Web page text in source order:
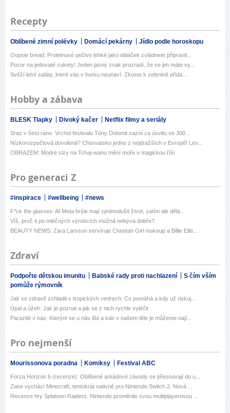
Recepty
Oblíbené zimní polévky Domácí pekárny Jídlo podle horoskopu
Oopsie bread: Proteinové pečivo lehké jako obláček zvládnete připravit...
Pozor na jedovaté cukety! Jeden jasný znak prozradí, že se jim máte vy...
Svěží letní saláty, které vás v horku neunaví: Zkuste k zelenině přida...
Hobby a zábava
BLESK Tlapky Divoký kačer Netflix filmy a seriály
Sraz v šest ráno. Vrchol festivalu Tóny Dolomit zazní za úsvitu ve 300...
Nízkorozpočtová dovolená? Chorvatsko jedno z nejdražších v Evropě! Lev...
OBRAZEM: Modré slzy na Tchaj-wanu mění moře v magickou říši
Pro generaci Z
#inspirace #wellbeing #news
F*ck the glasses: AI Meta brýle mají zjednodušit život, zatím ale děla...
Víš, proč ti po mléčných výrobcích možná nebývá dobře?
BEAUTY NEWS: Zara Larsson servíruje Cheetah Girl makeup a Billie Eilis...
Zdraví
Podpořte dětskou imunitu Babské rady proti nachlazení
S čím vším
pomůže rýmovník
Jak se zdravě zchladit v tropických vedrech: Co pomáhá a kdy už riskuj...
Úpal a úžeh: Jak je poznat a jak se z nich rychle vyléčit
Parazité v nás: Kterým se u nás líbí a kde v našem těle je můžeme nají...
Pro nejmenší
Mourissonova poradna Komiksy Festival ABC
Forza Horizon 6 (recenze): Oblíbené arkádové závody se přesouvají do u...
Zase vychází Minecraft, tentokrát nativně pro Nintendo Switch 2. Nová ...
Recenze hry Splatoon Raiders. Nintendo proměnilo svou multiplayerovou ...